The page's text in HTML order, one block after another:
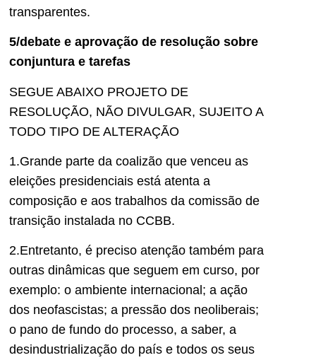
transparentes.
5/debate e aprovação de resolução sobre
conjuntura e tarefas
SEGUE ABAIXO PROJETO DE
RESOLUÇÃO, NÃO DIVULGAR, SUJEITO A
TODO TIPO DE ALTERAÇÃO
1.Grande parte da coalizão que venceu as
eleições presidenciais está atenta a
composição e aos trabalhos da comissão de
transição instalada no CCBB.
2.Entretanto, é preciso atenção também para
outras dinâmicas que seguem em curso, por
exemplo: o ambiente internacional; a ação
dos neofascistas; a pressão dos neoliberais;
o pano de fundo do processo, a saber, a
desindustrialização do país e todos os seus